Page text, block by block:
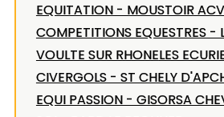
EQUITATION - MOUSTOIR AC
COMPETITIONS EQUESTRES -
VOULTE SUR RHONELES
CIVERGOLS - ST CHELY
EQUI PASSION - GISORSA